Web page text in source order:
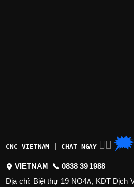
CNC VIETNAM | CHAT NGAY 👉🏽 🗯
VIETNAM 📞 0838 39 1988
Địa chỉ: Biệt thự 19 NO4A, KĐT Dịch